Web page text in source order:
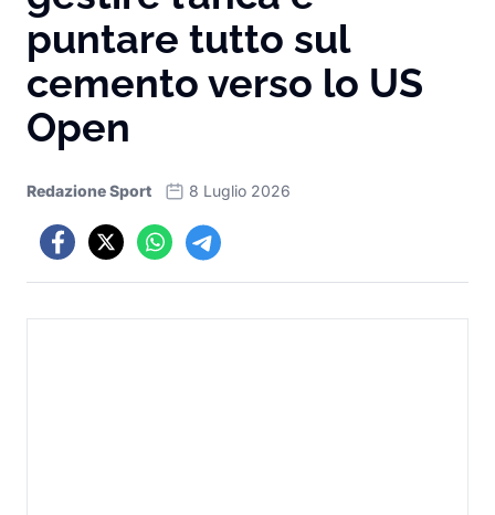
puntare tutto sul
cemento verso lo US
Open
Redazione Sport 8 Luglio 2026